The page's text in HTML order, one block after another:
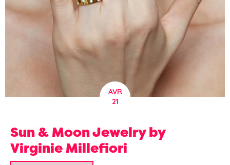
AVR
21
Sun & Moon Jewelry by
Virginie Millefiori